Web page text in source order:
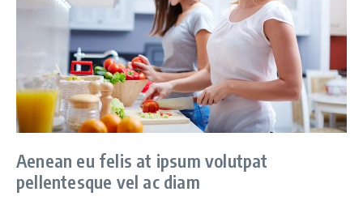
Aenean eu felis at ipsum volutpat
pellentesque vel ac diam